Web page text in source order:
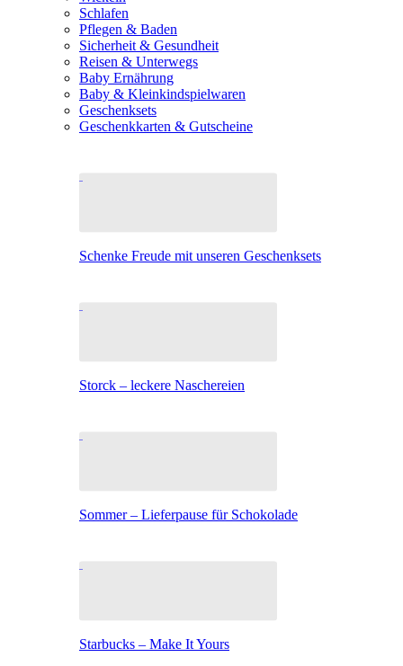
Schlafen
Pflegen & Baden
Sicherheit & Gesundheit
Reisen & Unterwegs
Baby Ernährung
Baby & Kleinkindspielwaren
Geschenksets
Geschenkkarten & Gutscheine
Schenke Freude mit unseren Geschenksets
Storck – leckere Naschereien
Sommer – Lieferpause für Schokolade
Starbucks – Make It Yours